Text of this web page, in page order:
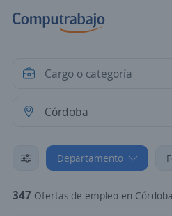
Departamento
347 Ofertas de empleo en Córdoba